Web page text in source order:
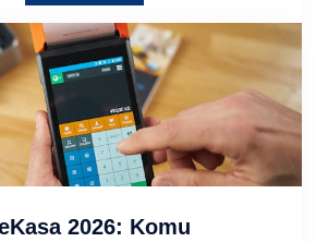
2026: Komu